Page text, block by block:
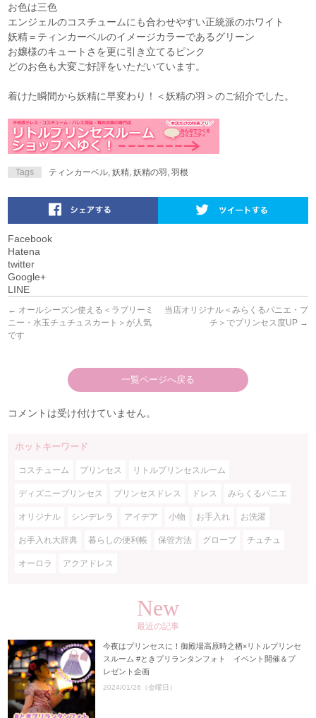
お色は三色
エンジェルのコスチュームにも合わせやすい正統派のホワイト
妖精＝ティンカーベルのイメージカラーであるグリーン
お嬢様のキュートさを更に引き立てるピンク
どのお色も大変ご好評をいただいています。
着けた瞬間から妖精に早変わり！＜妖精の羽＞のご紹介でした。
Tags ティンカーベル ,妖精 ,妖精の羽 ,羽根
Facebook
Hatena
twitter
Google+
LINE
← オールシーズン使える＜ラブリーミ
ニー・水玉チュチュスカート＞が人気
です
当店オリジナル＜みらくるパニエ・プ
チ＞でプリンセス度UP →
一覧ページへ戻る
コメントは受け付けていません。
ホットキーワード
コスチューム プリンセス リトルプリンセスルーム
ディズニープリンセス プリンセスドレス ドレス みらくるパニエ
オリジナル シンデレラ アイデア 小物 お手入れ お洗濯
お手入れ大辞典 暮らしの便利帳 保管方法 グローブ チュチュ
オーロラ アクアドレス
New
最近の記事
今夜はプリンセスに！御殿場高原時之栖×リトルプリンセ
スルーム #ときプリランタンフォト イベント開催＆プ
レゼント企画
2024/01/26（金曜日）